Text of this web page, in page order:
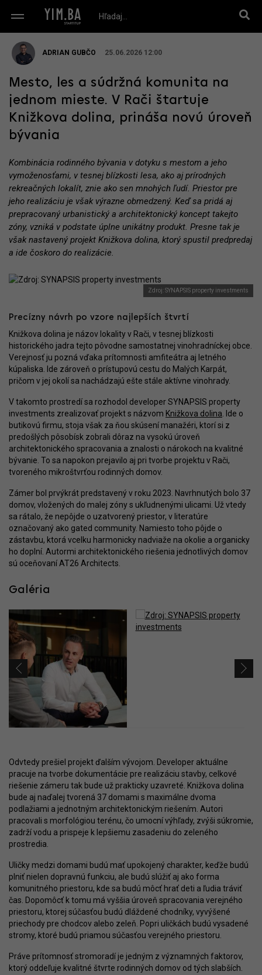
ADRIAN GUBČO 25.06.2026 12:00
Mesto, les a súdržná komunita na
jednom mieste. V Rači štartuje
Knižkova dolina, prináša novú úroveň
bývania
Kombinácia rodinného bývania v dotyku s mestom a jeho
vymoženosťami, v tesnej blízkosti lesa, ako aj prírodných
rekreačných lokalít, znie ako sen mnohých ľudí. Priestor pre
jeho realizáciu je však výrazne obmedzený. Keď sa pridá aj
prepracovaný urbanistický a architektonický koncept takejto
zóny, vzniká v podstate úplne unikátny produkt. Presne tak je
však nastavený projekt Knižkova dolina, ktorý spustil predpredaj
a ide čoskoro do realizácie.
Zdroj: SYNAPSIS property investments
Precízny návrh po vzore najlepších štvrtí
Knižkova dolina je názov lokality v Rači, v tesnej blízkosti
historického jadra tejto pôvodne samostatnej vinohradníckej obce.
Verejnosť ju pozná vďaka prítomnosti amfiteátra aj letného
kúpaliska. Ide zároveň o prístupovú cestu do Malých Karpát,
pričom v jej okolí sa nachádzajú ešte stále aktívne vinohrady.
V takomto prostredí sa rozhodol developer SYNAPSIS property
investments zrealizovať projekt s názvom Knižkova dolina . Ide o
butikovú firmu, stoja však za ňou skúsení manažéri, ktorí si z
predošlých pôsobísk zobrali dôraz na vysokú úroveň
architektonického spracovania a znalosti o nárokoch na kvalitné
bývanie. To sa napokon prejavilo aj pri tvorbe projektu v Rači,
tvoreného mikroštvrťou rodinných domov.
Zámer bol prvýkrát predstavený v roku 2023. Navrhnutých bolo 37
domov, vložených do malej zóny s ukľudnenými ulicami. Už vtedy
sa rátalo, že nepôjde o uzatvorený priestor, v literatúre
označovaný ako gated community. Namiesto toho pôjde o
zástavbu, ktorá vcelku harmonicky nadviaže na okolie a organicky
ho doplní. Autormi architektonického riešenia jednotlivých domov
sú oceňovaní AT26 Architects.
Galéria
Odvtedy prešiel projekt ďalším vývojom. Developer aktuálne
pracuje na tvorbe dokumentácie pre realizáciu stavby, celkové
riešenie zámeru tak bude už prakticky uzavreté. Knižkova dolina
bude aj naďalej tvorená 37 domami s maximálne dvoma
podlažiami a jednotným architektonickým riešením. Autori
pracovali s morfológiou terénu, čo umocní výhľady, zvýši súkromie,
zadrží vodu a prispeje k lepšiemu zasadeniu do zeleného
prostredia.
Uličky medzi domami budú mať upokojený charakter, keďže budú
plniť nielen dopravnú funkciu, ale budú slúžiť aj ako forma
komunitného priestoru, kde sa budú môcť hrať deti a ľudia tráviť
čas. Dopomôcť k tomu má vyššia úroveň spracovania verejného
priestoru, ktorej súčasťou budú dláždené chodníky, vyvýšené
priechody pre chodcov alebo zeleň. Popri uličkách budú vysadené
stromy, ktoré budú priamou súčasťou verejného priestoru.
Práve prítomnosť stromoradí je jedným z významných faktorov,
ktorý oddeľuje kvalitné štvrte rodinných domov od tých slabších.